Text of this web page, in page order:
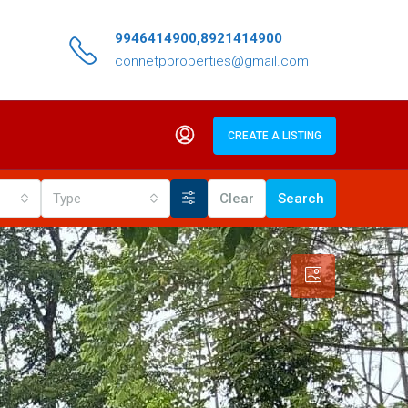
9946414900,8921414900
connetpproperties@gmail.com
CREATE A LISTING
Type Clear Search